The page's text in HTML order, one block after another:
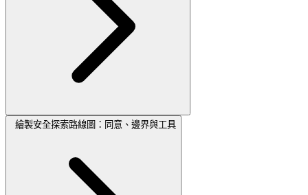
繪製安全探索路線圖：同意、邊界與工具